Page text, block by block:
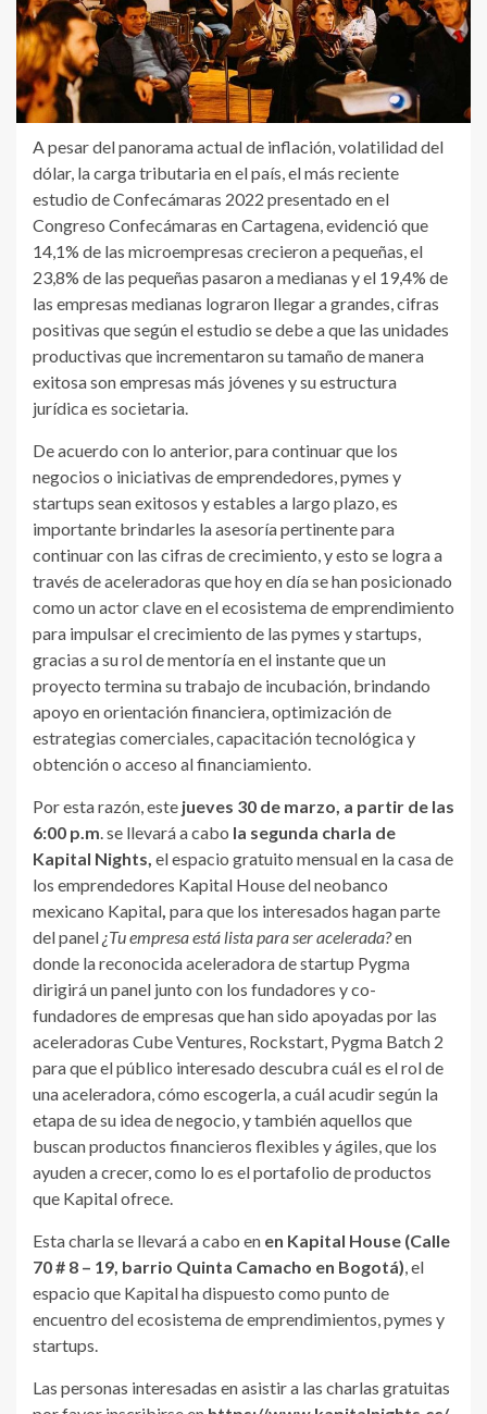
A pesar del panorama actual de inflación, volatilidad del
dólar, la carga tributaria en el país, el más reciente
estudio de Confecámaras 2022 presentado en el
Congreso Confecámaras en Cartagena, evidenció que
14,1% de las microempresas crecieron a pequeñas, el
23,8% de las pequeñas pasaron a medianas y el 19,4% de
las empresas medianas lograron llegar a grandes, cifras
positivas que según el estudio se debe a que las unidades
productivas que incrementaron su tamaño de manera
exitosa son empresas más jóvenes y su estructura
jurídica es societaria.
De acuerdo con lo anterior, para continuar que los
negocios o iniciativas de emprendedores, pymes y
startups sean exitosos y estables a largo plazo, es
importante brindarles la asesoría pertinente para
continuar con las cifras de crecimiento, y esto se logra a
través de aceleradoras que hoy en día se han posicionado
como un actor clave en el ecosistema de emprendimiento
para impulsar el crecimiento de las pymes y startups,
gracias a su rol de mentoría en el instante que un
proyecto termina su trabajo de incubación, brindando
apoyo en orientación financiera, optimización de
estrategias comerciales, capacitación tecnológica y
obtención o acceso al financiamiento.
Por esta razón, este jueves 30 de marzo, a partir de las
6:00 p.m. se llevará a cabo la segunda charla de
Kapital Nights, el espacio gratuito mensual en la casa de
los emprendedores Kapital House del neobanco
mexicano Kapital, para que los interesados hagan parte
del panel¿Tu empresa está lista para ser acelerada?en
donde la reconocida aceleradora de startup Pygma
dirigirá un panel junto con los fundadores y co-
fundadores de empresas que han sido apoyadas por las
aceleradoras Cube Ventures, Rockstart, Pygma Batch 2
para que el público interesado descubra cuál es el rol de
una aceleradora, cómo escogerla, a cuál acudir según la
etapa de su idea de negocio, y también aquellos que
buscan productos financieros flexibles y ágiles, que los
ayuden a crecer, como lo es el portafolio de productos
que Kapital ofrece.
Esta charla se llevará a cabo en en Kapital House (Calle
70 # 8 – 19, barrio Quinta Camacho en Bogotá), el
espacio que Kapital ha dispuesto como punto de
encuentro del ecosistema de emprendimientos, pymes y
startups.
Las personas interesadas en asistir a las charlas gratuitas